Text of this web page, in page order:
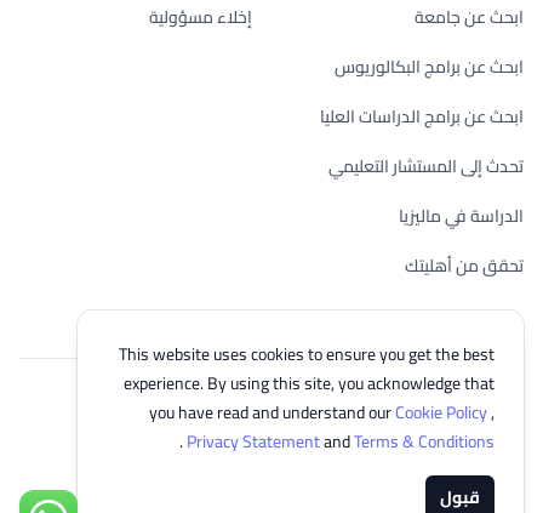
This website uses cookies to ensure you get the best
experience. By using this site, you acknowledge that
you have read and understand ourCookie Policy,
Privacy StatementandTerms & Conditions
.
قبول
ابحث عن جامعة
ابحث عن برامج البكالوريوس
ابحث عن برامج الدراسات العليا
تحدث إلى المستشار التعليمي
الدراسة في ماليزيا
تحقق من أهليتك
إخلاء مسؤولية
© 2026 EasyUni Sdn Bhd, company registration number 200801016907
(818200-P). All rights reserved.
Arabic